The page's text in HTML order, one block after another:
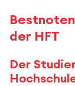
der HFT
Der